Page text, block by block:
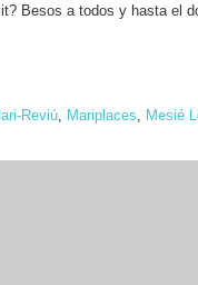
Besos a todos y hasta el
Reviú, Mariplaces, Mesié